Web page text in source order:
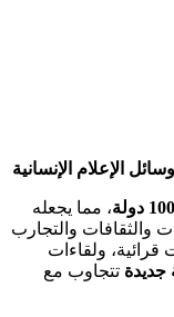
الإعلام الإنسانية
100 دولة
، مما يجعله
والثقافات والتجارب
قرائية، ولقاءات
جديدة تتجاوب مع